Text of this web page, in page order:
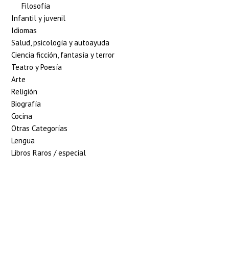
Filosofía
Infantil y juvenil
Idiomas
Salud, psicología y autoayuda
Ciencia ficción, fantasía y terror
Teatro y Poesía
Arte
Religión
Biografía
Cocina
Otras Categorías
Lengua
Libros Raros / especial